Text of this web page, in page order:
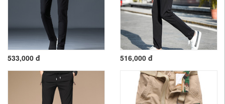
533,000 đ 516,000 đ